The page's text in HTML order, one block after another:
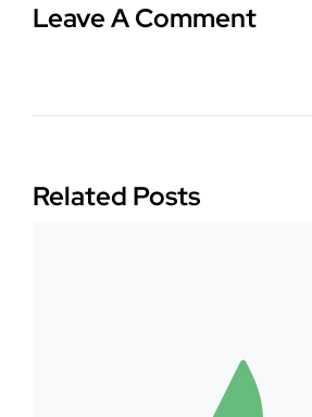
Leave A Comment
Related Posts